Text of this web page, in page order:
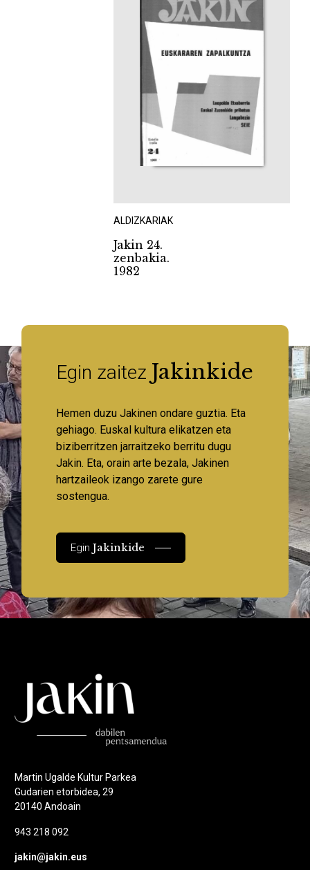
ALDIZKARIAK
Jakin 24.
zenbakia.
1982
Egin zaitez Jakinkide
Hemen duzu Jakinen ondare guztia. Eta
gehiago. Euskal kultura elikatzen eta
biziberritzen jarraitzeko berritu dugu
Jakin. Eta, orain arte bezala, Jakinen
hartzaileok izango zarete gure
sostengua.
EginJakinkide
Martin Ugalde Kultur Parkea
Gudarien etorbidea, 29
20140 Andoain
943 218 092
jakin@jakin.eus